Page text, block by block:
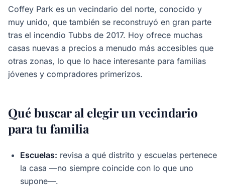
Coffey Park es un vecindario del norte, conocido y
muy unido, que también se reconstruyó en gran parte
tras el incendio Tubbs de 2017. Hoy ofrece muchas
casas nuevas a precios a menudo más accesibles que
otras zonas, lo que lo hace interesante para familias
jóvenes y compradores primerizos.
Qué buscar al elegir un vecindario
para tu familia
Escuelas: revisa a qué distrito y escuelas pertenece
la casa —no siempre coincide con lo que uno
supone—.